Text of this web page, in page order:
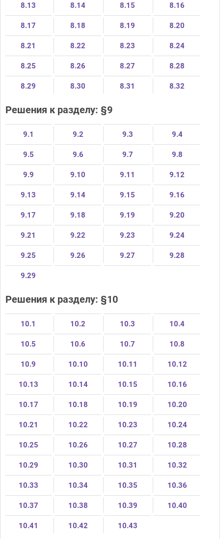
8.13 8.14 8.15 8.16
8.17 8.18 8.19 8.20
8.21 8.22 8.23 8.24
8.25 8.26 8.27 8.28
8.29 8.30 8.31 8.32
Решения к разделу: §9
9.1 9.2 9.3 9.4
9.5 9.6 9.7 9.8
9.9 9.10 9.11 9.12
9.13 9.14 9.15 9.16
9.17 9.18 9.19 9.20
9.21 9.22 9.23 9.24
9.25 9.26 9.27 9.28
9.29
Решения к разделу: §10
10.1 10.2 10.3 10.4
10.5 10.6 10.7 10.8
10.9 10.10 10.11 10.12
10.13 10.14 10.15 10.16
10.17 10.18 10.19 10.20
10.21 10.22 10.23 10.24
10.25 10.26 10.27 10.28
10.29 10.30 10.31 10.32
10.33 10.34 10.35 10.36
10.37 10.38 10.39 10.40
10.41 10.42 10.43